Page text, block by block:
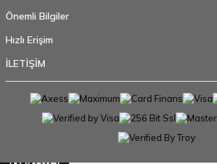
Önemli Bilgiler
Hızlı Erişim
İLETİŞİM